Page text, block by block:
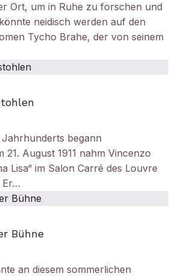
Ort, um in Ruhe zu forschen und
neidisch werden auf den
Tycho Brahe, der von seinem
begann
21. August 1911 nahm Vincenzo
Lisa“ im Salon Carré des Louvre
Er…
Bühne
an diesem sommerlichen